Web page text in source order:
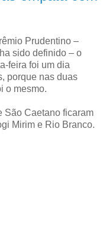
Prudentino –
sido definido – o
feira foi um dia
porque nas duas
o mesmo.
São Caetano ficaram
Mirim e Rio Branco.